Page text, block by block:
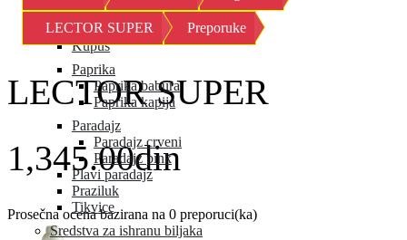
Kornison
Krastavac
Kupus
Paprika
Paprika babura
Paprika kapija
Paradajz
Paradajz crveni
Paradajz pink
Plavi paradajz
Praziluk
Tikvice
Sredstva za ishranu biljaka
LECTOR SUPER Preporuke
LECTOR SUPER
1,345.00din
Prosečna ocena bazirana na 0 preporuci(ka)